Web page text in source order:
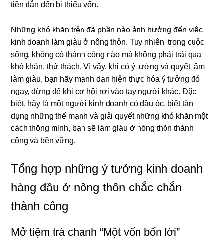
tiền dẫn đến bị thiếu vốn.
Những khó khăn trên đã phần nào ảnh hưởng đến việc
kinh doanh làm giàu ở nông thôn. Tuy nhiên, trong cuộc
sống, không có thành công nào mà không phải trải qua
khó khăn, thử thách. Vì vậy, khi có ý tưởng và quyết tâm
làm giàu, bạn hãy mạnh dạn hiện thực hóa ý tưởng đó
ngay, đừng để khi cơ hội rơi vào tay người khác. Đặc
biệt, hãy là một người kinh doanh có đầu óc, biết tận
dụng những thế mạnh và giải quyết những khó khăn một
cách thông minh, bạn sẽ làm giàu ở nông thôn thành
công và bền vững.
Tổng hợp những ý tưởng kinh doanh
hàng đầu ở nông thôn chắc chắn
thành công
Mở tiệm trà chanh “Một vốn bốn lời”